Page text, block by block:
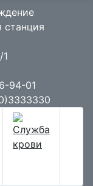
станция
94-01